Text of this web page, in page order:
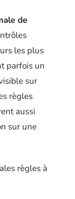
de
les plus
parfois un
sur
règles
aussi
sur une
règles à